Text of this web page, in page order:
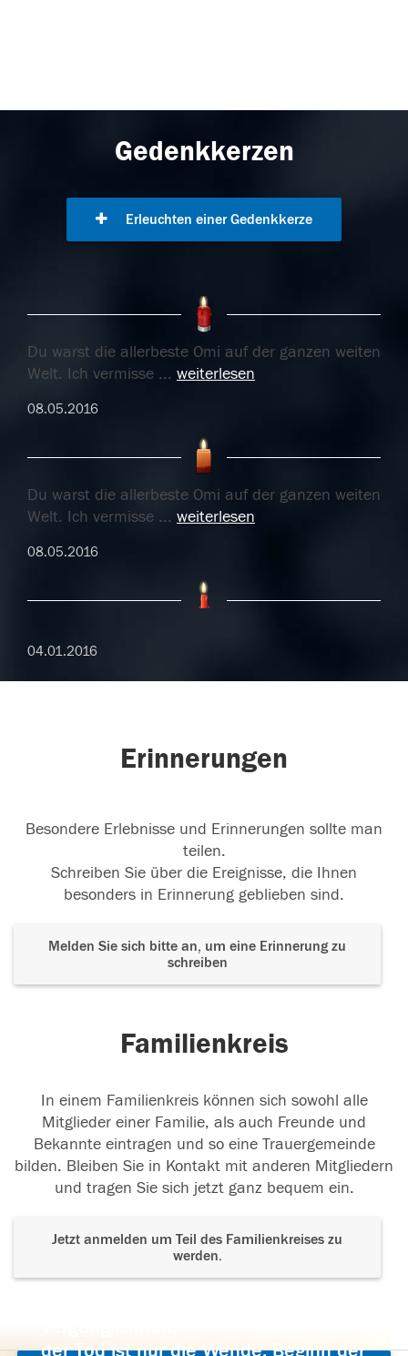
Gedenkkerzen
Erleuchten einer Gedenkkerze
Du warst die allerbeste Omi auf der ganzen weiten
Welt. Ich vermisse ... weiterlesen
08.05.2016
Du warst die allerbeste Omi auf der ganzen weiten
Welt. Ich vermisse ... weiterlesen
08.05.2016
04.01.2016
Erinnerungen
Besondere Erlebnisse und Erinnerungen sollte man
teilen.
Schreiben Sie über die Ereignisse, die Ihnen
besonders in Erinnerung geblieben sind.
Melden Sie sich bitte an, um eine Erinnerung zu
schreiben
Familienkreis
In einem Familienkreis können sich sowohl alle
Mitglieder einer Familie, als auch Freunde und
Bekannte eintragen und so eine Trauergemeinde
bilden. Bleiben Sie in Kontakt mit anderen Mitgliedern
und tragen Sie sich jetzt ganz bequem ein.
Jetzt anmelden um Teil des Familienkreises zu
werden.
der Tod ist nur die Wende, Beginn der